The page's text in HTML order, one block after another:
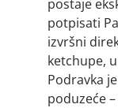
postaje
potpisati
izvršni
ketchupe,
Podravka
poduzeće